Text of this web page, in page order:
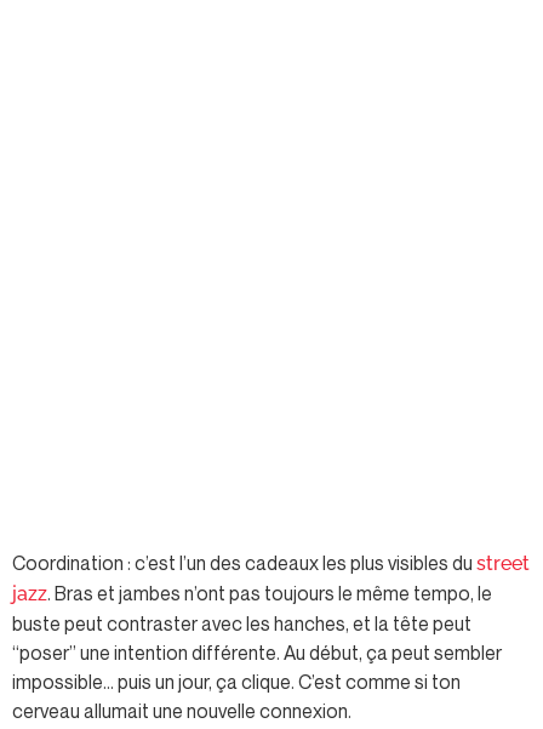
Coordination : c’est l’un des cadeaux les plus visibles du street
jazz. Bras et jambes n’ont pas toujours le même tempo, le
buste peut contraster avec les hanches, et la tête peut
“poser” une intention différente. Au début, ça peut sembler
impossible… puis un jour, ça clique. C’est comme si ton
cerveau allumait une nouvelle connexion.